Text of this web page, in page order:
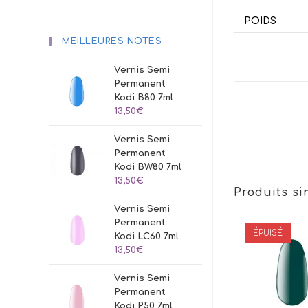
POIDS
Produits
ÉPUISÉ
MEILLEURES NOTES
Vernis Semi
Permanent
Kodi B80 7ml
13,50€
Vernis Semi
Permanent
Kodi BW80 7ml
13,50€
Vernis Semi
Permanent
Kodi LC60 7ml
13,50€
Vernis Semi
Permanent
Kodi P50 7ml